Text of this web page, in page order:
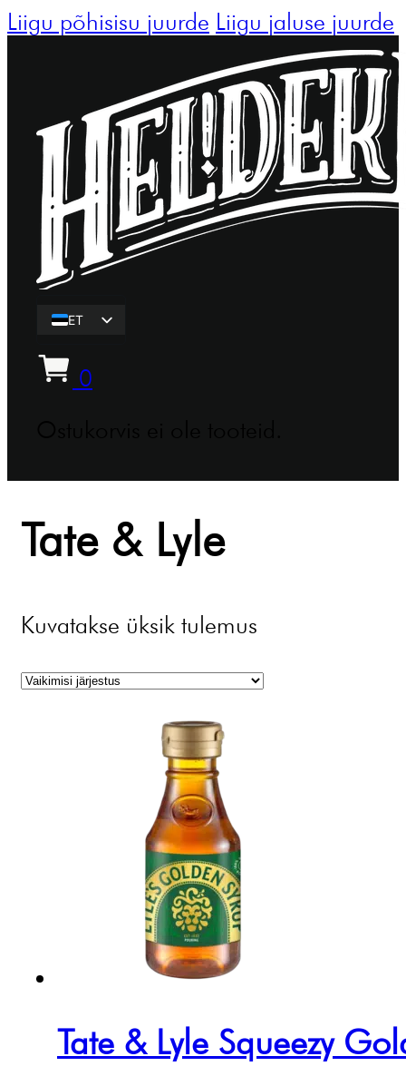
Liigu põhisisu juurde Liigu jaluse juurde
ET
0
Tate & Lyle
Kuvatakse üksik tulemus
Tate & Lyle Squeezy